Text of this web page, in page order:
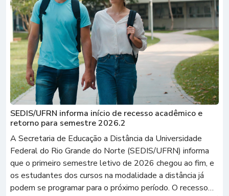
SEDIS/UFRN informa início de recesso acadêmico e
retorno para semestre 2026.2
A Secretaria de Educação a Distância da Universidade
Federal do Rio Grande do Norte (SEDIS/UFRN) informa
que o primeiro semestre letivo de 2026 chegou ao fim, e
os estudantes dos cursos na modalidade a distância já
podem se programar para o próximo período. O recesso